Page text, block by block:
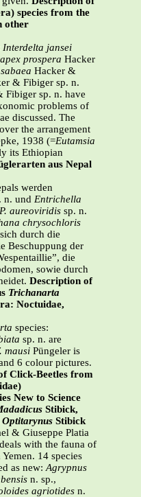
species from the
other
Interdelta jansei
prospera Hacker
Hacker &
& Fibiger sp. n.
Fibiger sp. n. have
problems of
discussed. The
the arrangement
1938 (=Eutamsia
its Ethiopian
aus Nepal
werden
n. und Entrichella
P. aureoviridis sp. n.
chrysochloris
durch die
Beschuppung der
die
sowie durch
Description of
Trichanarta
Noctuidae,
species:
sp. n. are
mausi Püngeler is
6 colour pictures.
Click-Beetles from
New to Science
Stibick,
Optitarynus Stibick
& Giuseppe Platia
with the fauna of
14 species
as new:Agrypnus
n. sp.,
agriotides n.